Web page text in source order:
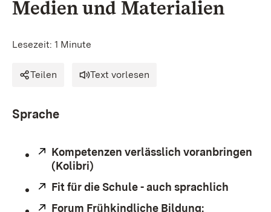
Medien und Materialien
Lesezeit: 1 Minute
Teilen Text vorlesen
Sprache
Extern:
Kompetenzen verlässlich voranbringen
(Kolibri)
Extern:
Fit für die Schule - auch sprachlich
Extern:
Forum Frühkindliche Bildung: